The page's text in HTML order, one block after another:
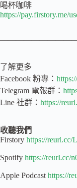
喝杯咖啡
https://pay.firstory.me/
了解更多
Facebook 粉專：
Telegram 電報群：
Line 社群： https://
收聽我們
Firstory https://reurl.cc/
Spotify https://reurl.cc/
Apple Podcast https://